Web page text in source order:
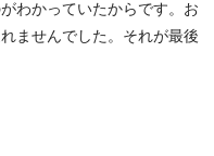
わかっていたからです。お
ませんでした。それが最後